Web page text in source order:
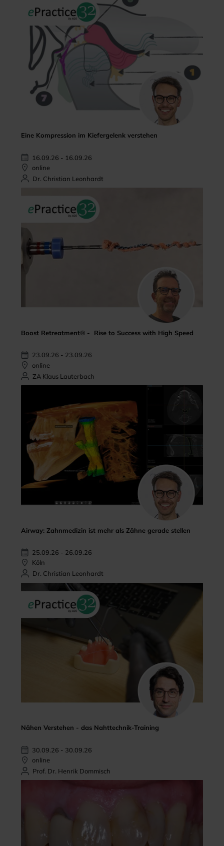
Eine Kompression im Kiefergelenk verstehen
16.09.26 - 16.09.26
online
Dr. Christian Leonhardt
Boost Retreatment® - Rise to Success with High Speed
23.09.26 - 23.09.26
online
ZA Klaus Lauterbach
Airway: Zahnmedizin ist mehr als Zähne gerade stellen
25.09.26 - 26.09.26
Köln
Dr. Christian Leonhardt
Nähen Verstehen - das Nahttechnik-Training
30.09.26 - 30.09.26
online
Prof. Dr. Henrik Dommisch